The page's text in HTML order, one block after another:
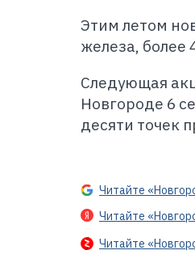
Этим летом
железа, более
Следующая
Новгороде 6
десяти точек
Читайте
Читайте
Читайте